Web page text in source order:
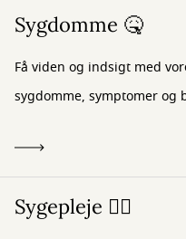
Sygdomme 🤒
Få viden og indsigt med
sygdomme, symptomer og
Sygepleje 👩‍⚕️